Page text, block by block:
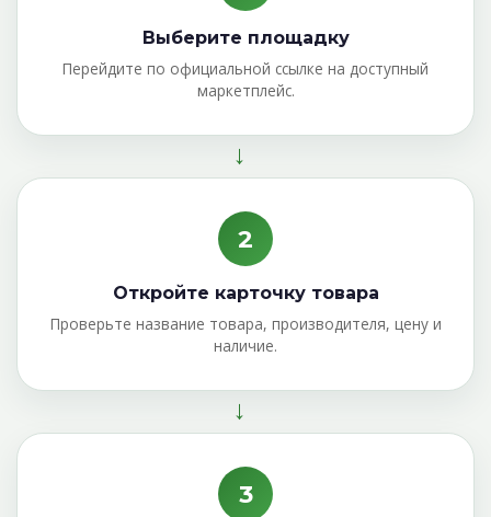
Выберите площадку
Перейдите по официальной ссылке на доступный
маркетплейс.
→
2
Откройте карточку товара
Проверьте название товара, производителя, цену и
наличие.
→
3